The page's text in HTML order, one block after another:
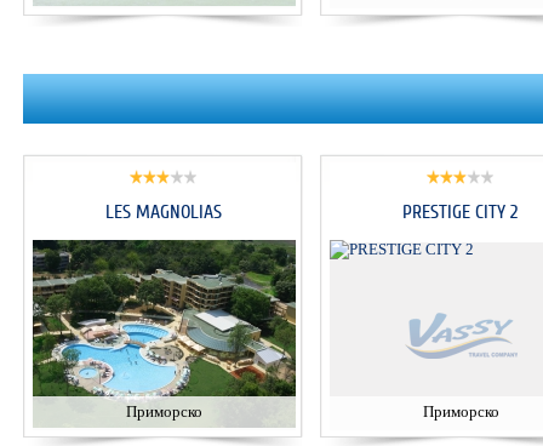
LES MAGNOLIAS
Приморско
PRESTIGE CITY 2
Приморско